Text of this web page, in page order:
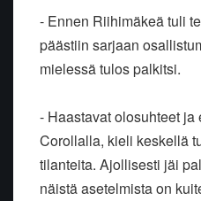
- Ennen Riihimäkeä tuli
päästiin sarjaan
mielessä tulos palkitsi.
- Haastavat olosuhteet
Corollalla, kieli keskellä
tilanteita. Ajollisesti jäi
näistä asetelmista on